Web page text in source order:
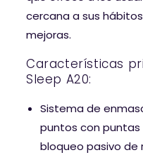
cercana a sus
mejoras.
Características
Sleep A20:
Sistema de
puntos con
bloqueo pasivo de